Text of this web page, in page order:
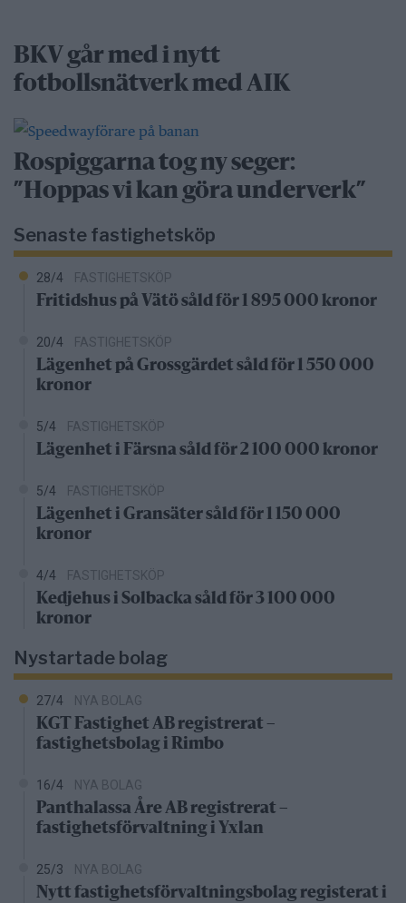
BKV går med i nytt
fotbollsnätverk med AIK
Rospiggarna tog ny seger:
”Hoppas vi kan göra underverk”
Senaste fastighetsköp
28/4 FASTIGHETSKÖP
Fritidshus på Vätö såld för 1 895 000 kronor
20/4 FASTIGHETSKÖP
Lägenhet på Grossgärdet såld för 1 550 000
kronor
5/4 FASTIGHETSKÖP
Lägenhet i Färsna såld för 2 100 000 kronor
5/4 FASTIGHETSKÖP
Lägenhet i Gransäter såld för 1 150 000
kronor
4/4 FASTIGHETSKÖP
Kedjehus i Solbacka såld för 3 100 000
kronor
Nystartade bolag
27/4 NYA BOLAG
KGT Fastighet AB registrerat –
fastighetsbolag i Rimbo
16/4 NYA BOLAG
Panthalassa Åre AB registrerat –
fastighetsförvaltning i Yxlan
25/3 NYA BOLAG
Nytt fastighetsförvaltningsbolag registerat i